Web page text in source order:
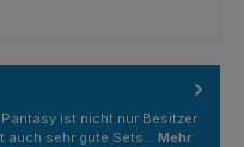
ist nicht nur Besitzer
auch sehr gute Sets… Mehr